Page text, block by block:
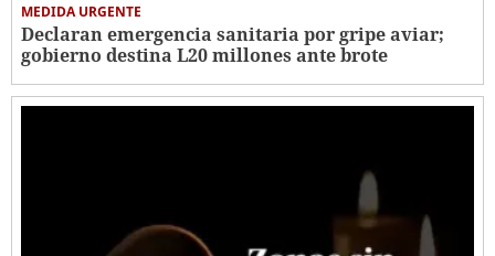
MEDIDA URGENTE
Declaran emergencia sanitaria por gripe aviar;
gobierno destina L20 millones ante brote